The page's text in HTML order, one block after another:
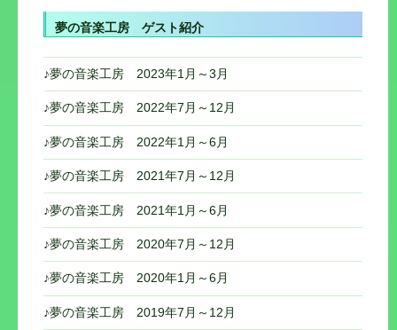
ビ
ー
シ
ョ
ン
夢の音楽工房 ゲスト紹介
♪夢の音楽工房 2023年1月～3月
♪夢の音楽工房 2022年7月～12月
♪夢の音楽工房 2022年1月～6月
♪夢の音楽工房 2021年7月～12月
♪夢の音楽工房 2021年1月～6月
♪夢の音楽工房 2020年7月～12月
♪夢の音楽工房 2020年1月～6月
♪夢の音楽工房 2019年7月～12月